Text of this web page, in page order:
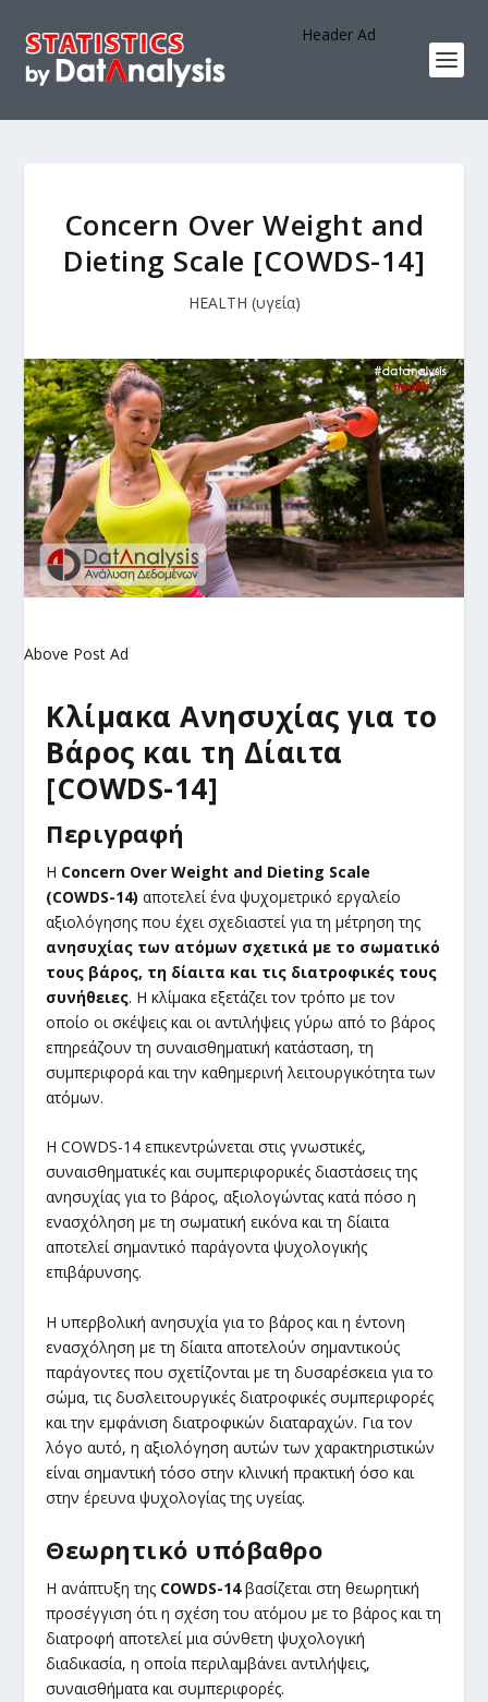
Header Ad
Concern Over Weight and
Dieting Scale [COWDS-14]
HEALTH (υγεία)
Above Post Ad
Κλίμακα Ανησυχίας για το
Βάρος και τη Δίαιτα
[COWDS-14]
Περιγραφή
Η Concern Over Weight and Dieting Scale
(COWDS-14) αποτελεί ένα ψυχομετρικό εργαλείο
αξιολόγησης που έχει σχεδιαστεί για τη μέτρηση της
ανησυχίας των ατόμων σχετικά με το σωματικό
τους βάρος, τη δίαιτα και τις διατροφικές τους
συνήθειες. Η κλίμακα εξετάζει τον τρόπο με τον
οποίο οι σκέψεις και οι αντιλήψεις γύρω από το βάρος
επηρεάζουν τη συναισθηματική κατάσταση, τη
συμπεριφορά και την καθημερινή λειτουργικότητα των
ατόμων.
Η COWDS-14 επικεντρώνεται στις γνωστικές,
συναισθηματικές και συμπεριφορικές διαστάσεις της
ανησυχίας για το βάρος, αξιολογώντας κατά πόσο η
ενασχόληση με τη σωματική εικόνα και τη δίαιτα
αποτελεί σημαντικό παράγοντα ψυχολογικής
επιβάρυνσης.
Η υπερβολική ανησυχία για το βάρος και η έντονη
ενασχόληση με τη δίαιτα αποτελούν σημαντικούς
παράγοντες που σχετίζονται με τη δυσαρέσκεια για το
σώμα, τις δυσλειτουργικές διατροφικές συμπεριφορές
και την εμφάνιση διατροφικών διαταραχών. Για τον
λόγο αυτό, η αξιολόγηση αυτών των χαρακτηριστικών
είναι σημαντική τόσο στην κλινική πρακτική όσο και
στην έρευνα ψυχολογίας της υγείας.
Θεωρητικό υπόβαθρο
Η ανάπτυξη της COWDS-14βασίζεται στη θεωρητική
προσέγγιση ότι η σχέση του ατόμου με το βάρος και τη
διατροφή αποτελεί μια σύνθετη ψυχολογική
διαδικασία, η οποία περιλαμβάνει αντιλήψεις,
συναισθήματα και συμπεριφορές.